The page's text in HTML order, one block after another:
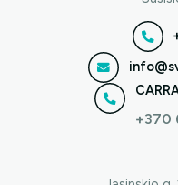
+370